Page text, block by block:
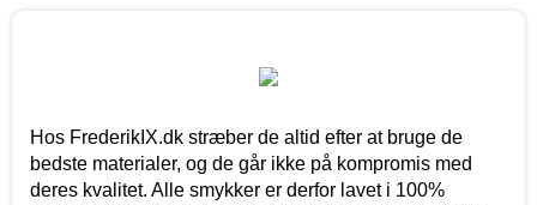
Hos FrederikIX.dk stræber de altid efter at bruge de
bedste materialer, og de går ikke på kompromis med
deres kvalitet. Alle smykker er derfor lavet i 100%